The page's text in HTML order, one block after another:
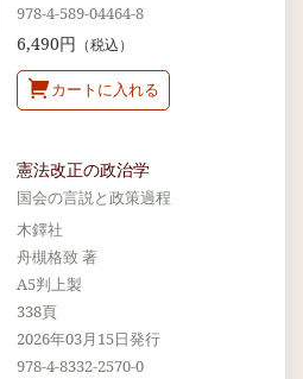
978-4-589-04464-8
6,490円 （税込）
カートに入れる
憲法改正の政治学
国会の言説と政策過程
木鐸社
舟槻格致 著
A5判上製
338頁
2026年03月15日発行
978-4-8332-2570-0